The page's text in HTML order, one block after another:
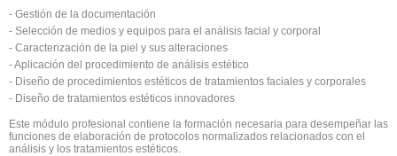
- Gestión de la documentación
- Selección de medios y equipos para el análisis facial y corporal
- Caracterización de la piel y sus alteraciones
- Aplicación del procedimiento de análisis estético
- Diseño de procedimientos estéticos de tratamientos faciales y corporales
- Diseño de tratamientos estéticos innovadores
Este módulo profesional contiene la formación necesaria para desempeñar las
funciones de elaboración de protocolos normalizados relacionados con el
análisis y los tratamientos estéticos.